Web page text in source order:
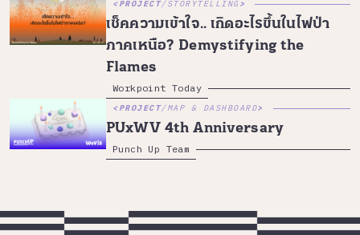
PROJECT/STORYTELLING
เช็คความเข้าใจ.. เกิดอะไรขึ้นในไฟป่า
ภาคเหนือ? Demystifying the
Flames
Workpoint Today
PROJECT/MAP & DASHBOARD
PUxWV 4th Anniversary
Punch Up Team